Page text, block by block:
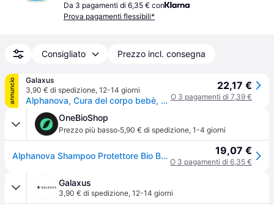
Da 3 pagamenti di 6,35 € con
Prova pagamenti flessibili*
Consigliato Prezzo incl. consegna
annuncio
Galaxus
3,90 € di spedizione, 12-14 giorni
Alphanova, Cura del corpo bebè, bambini ZEROPOU shampooing préventif préventif
22,17 €
O 3 pagamenti di 7,39 €
OneBioShop
Prezzo più basso·5,90 € di spedizione, 1-4 giorni
Alphanova Shampoo Protettore Bio Bambini 200ml — Shampoo 19,07 €
O 3 pagamenti di 6,35 €
Galaxus
3,90 € di spedizione, 12-14 giorni